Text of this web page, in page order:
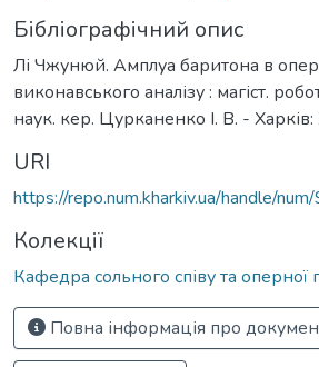
Бібліографічний опис
Лі Чжунюй. Амплуа баритона в опері
виконавського аналізу : магіст.
наук. кер. Цурканенко І. В. -
URI
https://repo.num.kharkiv.ua/handle/
Колекції
Кафедра сольного співу та оперної
Повна інформація про